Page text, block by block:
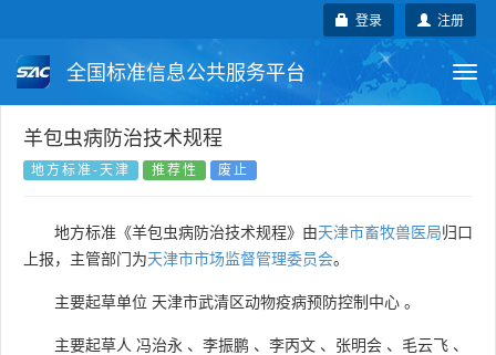
注册
登录
全国标准信息公共服务平台
国家标准 行业标准
国外标准 技术委员会
羊包虫病防治技术规程
地方标准-天津 推荐性 废止
地方标准《羊包虫病防治技术规程》由天津市畜牧兽医局归口
上报，主管部门为天津市市场监督管理委员会。
主要起草单位 天津市武清区动物疫病预防控制中心 。
主要起草人 冯治永 、 李振鹏 、 李丙文 、 张明会 、 毛云飞 、